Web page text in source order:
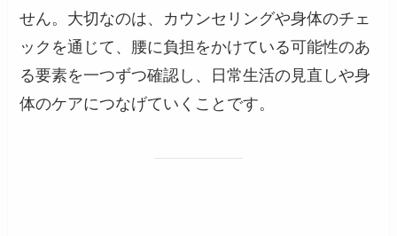
せん。大切なのは、カウンセリングや身体のチェ
ックを通じて、腰に負担をかけている可能性のあ
る要素を一つずつ確認し、日常生活の見直しや身
体のケアにつなげていくことです。